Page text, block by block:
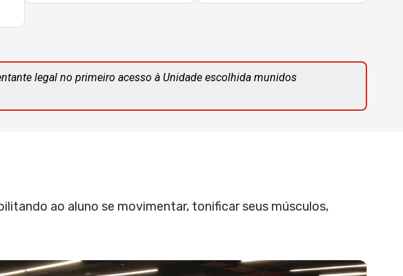
legal no primeiro acesso à Unidade escolhida munidos
ao aluno se movimentar, tonificar seus músculos,